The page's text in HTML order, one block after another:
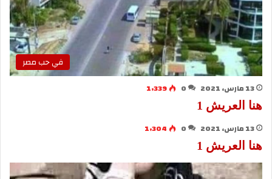
في حب مصر
13 مارس، 2021 0
1٬339
هنا العريش 1
13 مارس، 2021
0
1٬304
هنا العريش 1